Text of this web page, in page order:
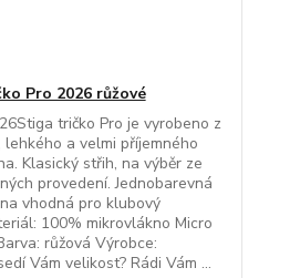
Pro 2026 růžové
tričko Pro je vyrobeno z
lehkého a velmi příjemného
Klasický střih, na výběr ze
provedení. Jednobarevná
vhodná pro klubový
100% mikrovlákno Micro
růžová Výrobce:
Vám velikost? Rádi Vám ...